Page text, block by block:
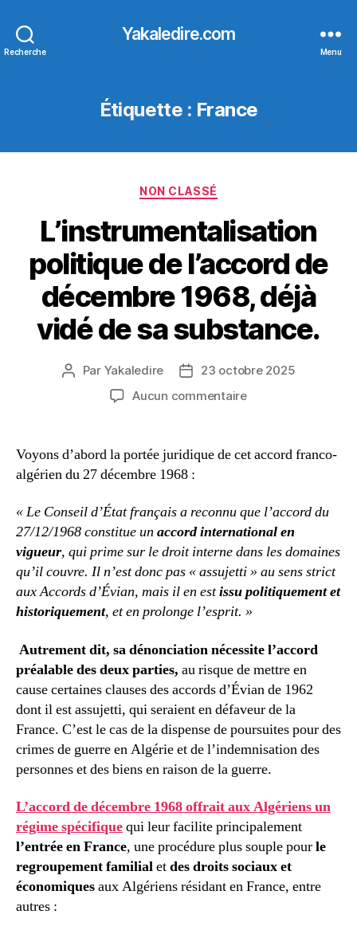
Recherche
Yakaledire.com
Menu
Étiquette : France
Catégories
NON CLASSÉ
L’instrumentalisation
politique de l’accord de
décembre 1968, déjà
vidé de sa substance.
Auteur
Par Yakaledire
Date23 octobre 2025
Aucun commentairesur
1968,
déjà
vidé
de
sa
Voyons d’abord la portée juridique de cet accord franco-
algérien du 27 décembre 1968 :
« Le Conseil d’État français a reconnu que l’accord du
27/12/1968 constitue un accord international en
vigueur, qui prime sur le droit interne dans les domaines
qu’il couvre. Il n’est donc pas « assujetti » au sens strict
aux Accords d’Évian, mais il en estissu politiquement et
historiquement, et en prolonge l’esprit. »
Autrement dit, sa dénonciation nécessite l’accord
préalable des deux parties, au risque de mettre en
cause certaines clauses des accords d’Évian de 1962
dont il est assujetti, qui seraient en défaveur de la
France. C’est le cas de la dispense de poursuites pour des
crimes de guerre en Algérie et de l’indemnisation des
personnes et des biens en raison de la guerre.
L’accord de décembre 1968 offrait aux Algériens un
régime spécifiquequi leur facilite principalement
l’entrée en France, une procédure plus souple pourle
regroupement familialetdes droits sociaux et
économiquesaux Algériens résidant en France, entre
autres :